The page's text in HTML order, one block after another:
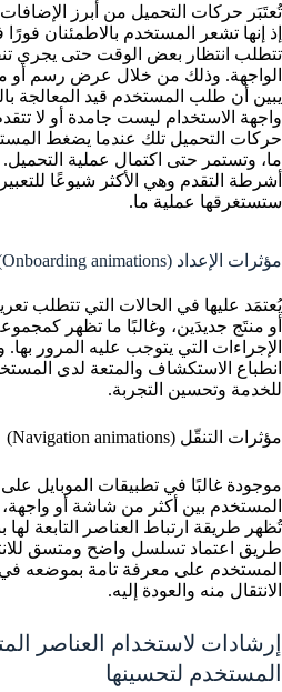
تُعتَبَر حركات التحميل من أبرز
إذ إنها تشعر المستخدم بالاطمئنان
تتطلب انتظار بعض الوقت حتى يجري
الواجهة. وذلك من خلال عرض رسم أو
يبين أن طلب المستخدم قيد المعالجة
واجهة الاستخدام ليست جامدة أو لا
حركات التحميل تلك عندما يضغط
ما، وتستمر حتى اكتمال عملية التحميل.
أشرطة التقدم وهي الأكثر شيوعًا
ستستغرقها عملية ما.
مؤثرات الإعداد (Onboarding animations)
يُعتمَد عليها في الحالات التي تتطلب
أو منتَج جديدَين، وغالبًا ما تظهر
الإجراءات التي يتوجب عليه المرور
انطباع الاستكشاف والمتعة لدى
للخدمة وتحسين التجربة.
مؤثرات التنقّل (Navigation animations)
موجودة غالبًا في تطبيقات الموبايل
المستخدم بين أكثر من شاشة أو
تُظهر طريقة ارتباط العناصر التابعة
طريق اعتماد تسلسل واضح ومتسق
المستخدم على معرفة تامة بموضعه
الانتقال منه والعودة إليه.
إرشادات لاستخدام العناصر
المستخدم لتحسينها